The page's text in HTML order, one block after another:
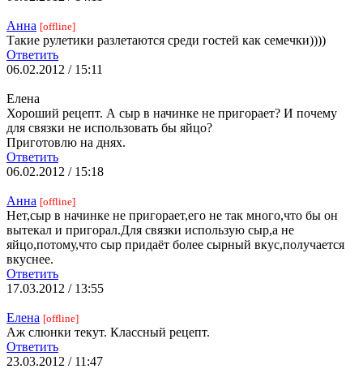
Анна [offline]
Такие рулетики разлетаются среди гостей как семечки))))
Ответить
06.02.2012 / 15:11
Елена
Хороший рецепт. А сыр в начинке не пригорает? И почему
для связки не использовать бы яйцо?
Приготовлю на днях.
Ответить
06.02.2012 / 15:18
Анна [offline]
Нет,сыр в начинке не пригорает,его не так много,что бы он
вытекал и пригорал.Для связки использую сыр,а не
яйцо,потому,что сыр придаёт более сырный вкус,получается
вкуснее.
Ответить
17.03.2012 / 13:55
Елена [offline]
Аж слюнки текут. Классный рецепт.
Ответить
23.03.2012 / 11:47